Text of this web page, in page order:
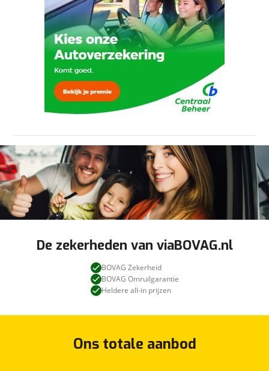
viaBOVAG.nl verwerkt je persoonsgegevens
om je aanvraag zo goed mogelijk bij de
aanbieder te brengen. Lees hier meer over in
onzeprivacyverklaring
Ja, ik wil graag de nieuwsbrief
ontvangen.
Verstuur mijn vraag
viaBOVAG.nl verwerkt je persoonsgegevens
om je aanvraag zo goed mogelijk bij de
aanbieder te brengen. Lees hier meer over in
Stuur mijn bevinding door
De zekerheden van viaBOVAG.nl
BOVAG Zekerheid
BOVAG Omruilgarantie
Heldere all-in prijzen
Ons totale aanbod